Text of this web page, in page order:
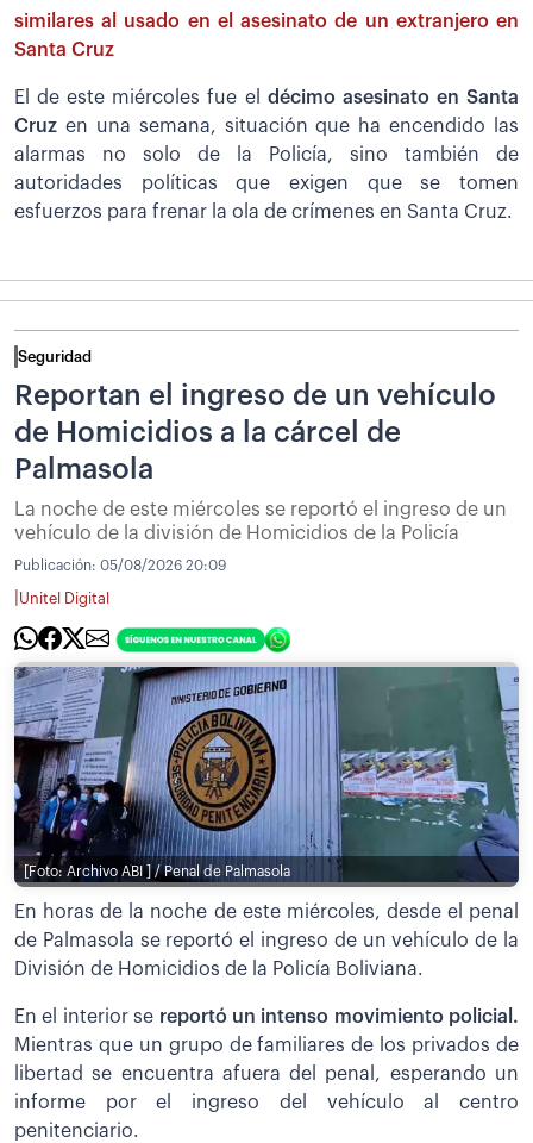
similares al usado en el asesinato de un extranjero en
Santa Cruz
El de este miércoles fue el
décimo asesinato en Santa
Cruz en una semana, situación que ha encendido las
alarmas no solo de la Policía, sino también de
autoridades políticas que exigen que se tomen
esfuerzos para frenar la ola de crímenes en Santa Cruz.
Seguridad
Reportan el ingreso de un vehículo
de Homicidios a la cárcel de
Palmasola
La noche de este miércoles se reportó el ingreso de un
vehículo de la división de Homicidios de la Policía
Publicación: 05/08/2026 20:09
Unitel Digital
[Foto: Archivo ABI ] / Penal de Palmasola
En horas de la noche de este miércoles, desde el penal
de Palmasola se reportó el ingreso de un vehículo de la
División de Homicidios de la Policía Boliviana.
En el interior se reportó un intenso movimiento policial.
Mientras que un grupo de familiares de los privados de
libertad se encuentra afuera del penal, esperando un
informe por el ingreso del vehículo al centro
penitenciario.